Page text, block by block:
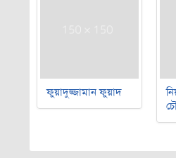
ফুয়াদুজ্জামান ফুয়াদ